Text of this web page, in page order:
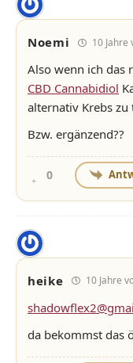
Noemi 10 Jahre
Also wenn ich das
CBD Cannabidiol
alternativ Krebs zu
Bzw. ergänzend??
0
heike 10 Jahre
da bekommst das